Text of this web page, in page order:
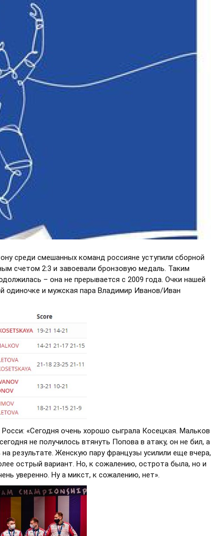
среди смешанных команд россияне уступили сборной
счетом 2:3 и завоевали бронзовую медаль. Таким
– она не прерывается с 2009 года. Очки нашей
одиночке и мужская пара Владимир Иванов/Иван
«Сегодня очень хорошо сыграла Косецкая. Мальков
не получилось втянуть Попова в атаку, он не бил, а
результате. Женскую пару французы усилили еще вчера,
острый вариант. Но, к сожалению, острота была, но и
уверенно. Ну а микст, к сожалению, нет».